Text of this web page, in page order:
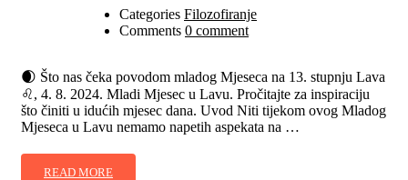
Categories Filozofiranje
Comments 0 comment
🌒 Što nas čeka povodom mladog Mjeseca na 13. stupnju Lava
♌, 4. 8. 2024. Mladi Mjesec u Lavu. Pročitajte za inspiraciju
što činiti u idućih mjesec dana. Uvod Niti tijekom ovog Mladog
Mjeseca u Lavu nemamo napetih aspekata na …
READ MORE